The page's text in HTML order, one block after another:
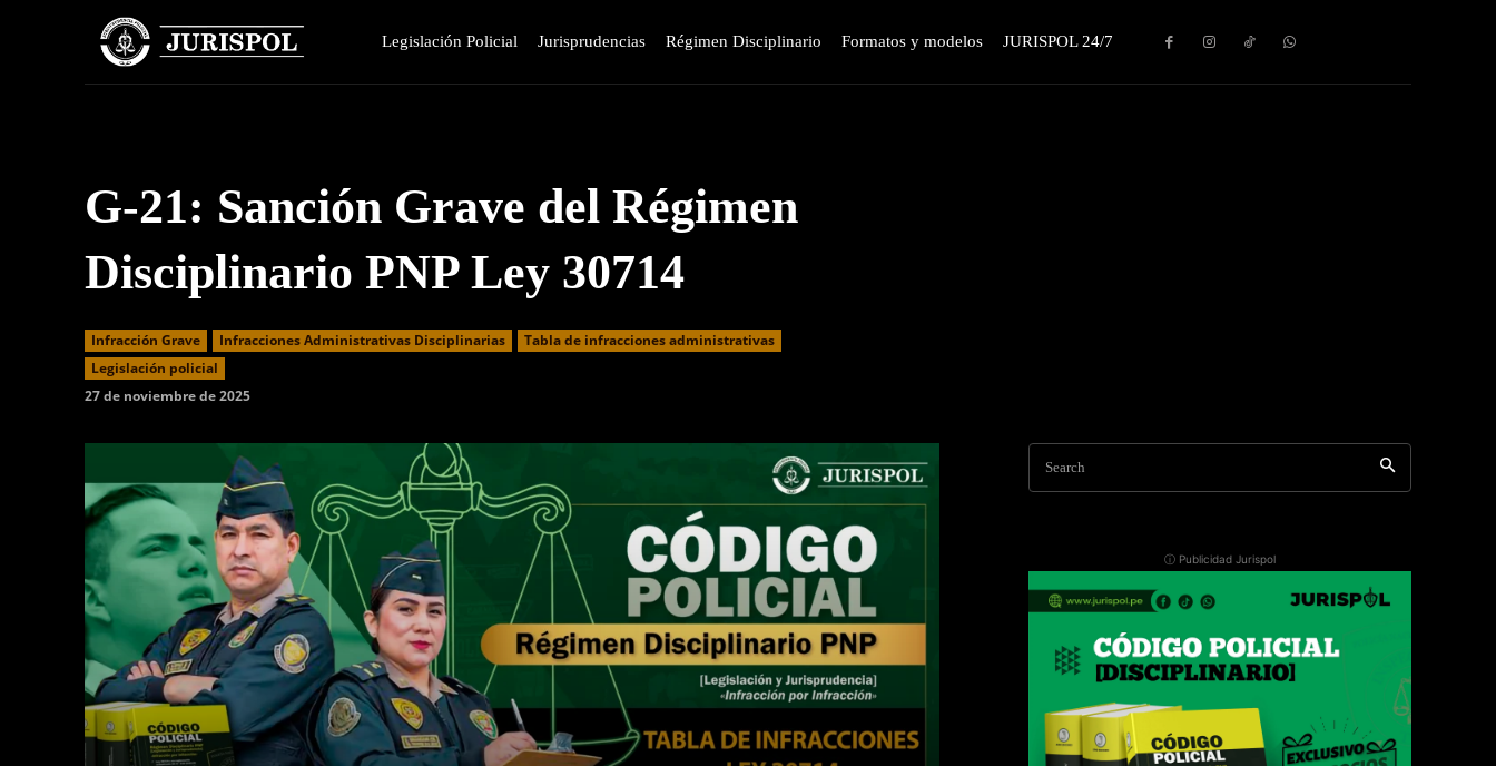
Legislación Policial Jurisprudencias Régimen Disciplinario Formatos y modelos JURISPOL 24/7
G-21: Sanción Grave del Régimen
Disciplinario PNP Ley 30714
Infracción Grave Infracciones Administrativas Disciplinarias
⁠Tabla de infracciones administrativas
Legislación policial
27 de noviembre de 2025
Search
ⓘ Publicidad Jurispol